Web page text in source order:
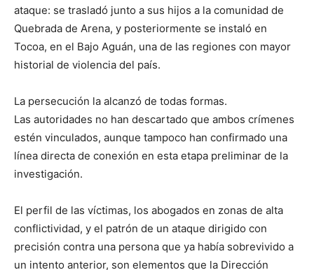
ataque: se trasladó junto a sus hijos a la comunidad de
Quebrada de Arena, y posteriormente se instaló en
Tocoa, en el Bajo Aguán, una de las regiones con mayor
historial de violencia del país.
La persecución la alcanzó de todas formas.
Las autoridades no han descartado que ambos crímenes
estén vinculados, aunque tampoco han confirmado una
línea directa de conexión en esta etapa preliminar de la
investigación.
El perfil de las víctimas, los abogados en zonas de alta
conflictividad, y el patrón de un ataque dirigido con
precisión contra una persona que ya había sobrevivido a
un intento anterior, son elementos que la Dirección